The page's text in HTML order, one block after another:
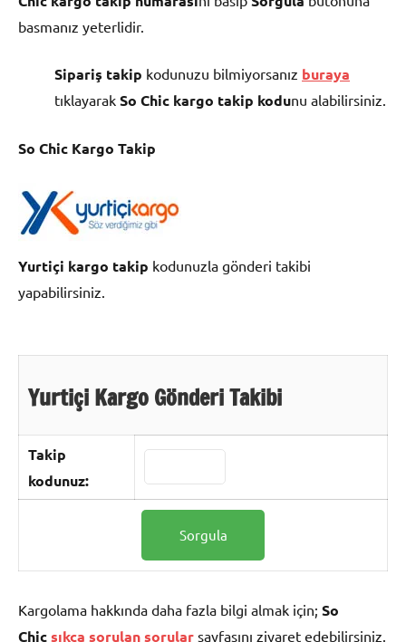
basmanız yeterlidir.
Sipariş takip kodunuzu bilmiyorsanız buraya
tıklayarak So Chic kargo takip kodunu alabilirsiniz.
So Chic Kargo Takip
Yurtiçi kargo takip kodunuzla gönderi takibi
yapabilirsiniz.
Yurtiçi Kargo Gönderi Takibi
Takip
kodunuz:
Kargolama hakkında daha fazla bilgi almak için; So
Chicsıkça sorulan sorular sayfasını ziyaret edebilirsiniz.